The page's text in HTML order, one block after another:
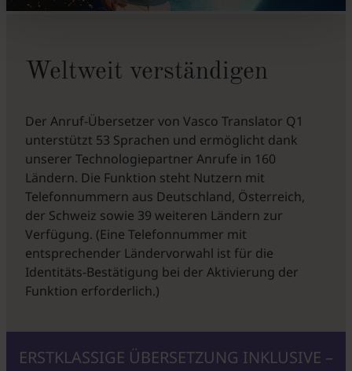
Weltweit verständigen
Der Anruf-Übersetzer von Vasco Translator Q1
unterstützt 53 Sprachen und ermöglicht dank
unserer Technologiepartner Anrufe in 160
Ländern. Die Funktion steht Nutzern mit
Telefonnummern aus Deutschland, Österreich,
der Schweiz sowie 39 weiteren Ländern zur
Verfügung. (Eine Telefonnummer mit
entsprechender Ländervorwahl ist für die
Identitäts-Bestätigung bei der Aktivierung der
Funktion erforderlich.)
ERSTKLASSIGE ÜBERSETZUNG INKLUSIVE –